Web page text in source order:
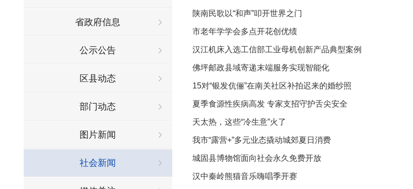
省政府信息
公示公告
区县动态
部门动态
图片新闻
社会新闻
陕南民歌以“和声”叩开世界之门
市老年学学会多点开花创优绩
汉江机床入选工信部工业母机创新产品典型案例
佛坪邮政县域寄递末端服务实现智能化
15对“银发伉俪”在南关社区补拍迟来的婚纱照
夏季食源性疾病高发 专家支招守护舌尖安全
天太热，这些“冷生意”火了
我市“露营+”多元业态撬动城郊夏日消费
城固县博物馆面向社会永久免费开放
汉中秦岭熊猫音乐嗨唱季开赛